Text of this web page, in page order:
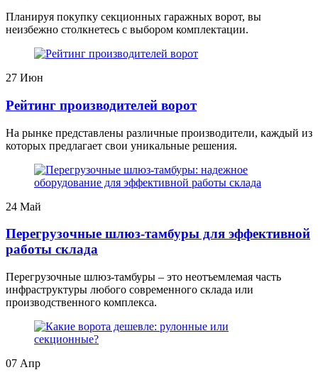
Планируя покупку секционных гаражных ворот, вы
неизбежно столкнетесь с выбором комплектации.
27 Июн
Рейтинг производителей ворот
На рынке представлены различные производители, каждый из
которых предлагает свои уникальные решения.
24 Май
Перегрузочные шлюз-тамбуры для эффективной
работы склада
Перегрузочные шлюз-тамбуры – это неотъемлемая часть
инфраструктуры любого современного склада или
производственного комплекса.
07 Апр